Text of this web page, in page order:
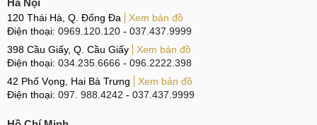
máy hoạt động quá công suất nên mainboard hư hỏng
nghiêm trọng.
Nguyên nhân khiến điện thoại phải thay main mới
Max?
Hà Nội
120 Thái Hà, Q. Đống Đa
Xem bản đồ
Điện thoại: 0969.120.120 - 037.437.9999
398 Cầu Giấy, Q. Cầu Giấy
Xem bản đồ
Điện thoại: 034.235.6666 - 096.2222.398
42 Phố Vọng, Hai Bà Trưng
Xem bản đồ
Điện thoại: 097. 988.4242 - 037.437.9999